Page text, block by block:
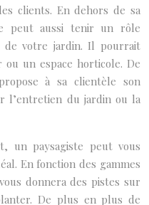
clients. En dehors de sa
peut aussi tenir un rôle
de votre jardin. Il pourrait
un espace horticole. De
à sa clientèle son
l’entretien du jardin ou la
un paysagiste peut vous
En fonction des gammes
donnera des pistes sur
De plus en plus de